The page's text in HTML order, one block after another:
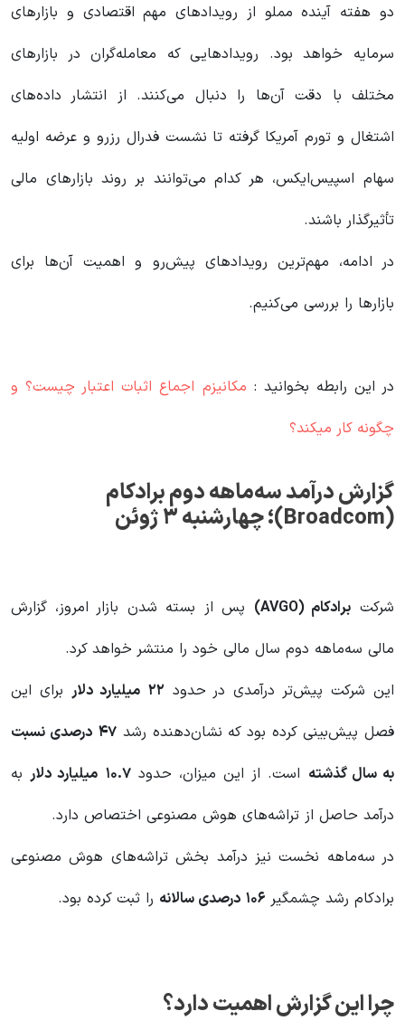
دو هفته آینده مملو از رویدادهای مهم اقتصادی و بازارهای
سرمایه خواهد بود. رویدادهایی که معامله‌گران در بازارهای
مختلف با دقت آن‌ها را دنبال می‌کنند. از انتشار داده‌های
اشتغال و تورم آمریکا گرفته تا نشست فدرال رزرو و عرضه اولیه
سهام اسپیس‌ایکس، هر کدام می‌توانند بر روند بازارهای مالی
تأثیرگذار باشند.
در ادامه، مهم‌ترین رویدادهای پیش‌رو و اهمیت آن‌ها برای
بازارها را بررسی می‌کنیم.
در این رابطه بخوانید‌ : مکانیزم اجماع اثبات اعتبار چیست؟ و
چگونه کار میکند؟
گزارش درآمد سه‌ماهه دوم برادکام
(Broadcom)
؛ چهارشنبه ۳ ژوئن
شرکت برادکام (AVGO)
پس از بسته شدن بازار امروز، گزارش
مالی سه‌ماهه دوم سال مالی خود را منتشر خواهد کرد.
این شرکت پیش‌تر درآمدی در حدود ۲۲ میلیارد دلار برای این
فصل پیش‌بینی کرده بود که نشان‌دهنده رشد۴۷ درصدی نسبت
به سال گذشته است. از این میزان، حدود۱۰.۷ میلیارد دلار به
درآمد حاصل از تراشه‌های هوش مصنوعی اختصاص دارد.
در سه‌ماهه نخست نیز درآمد بخش تراشه‌های هوش مصنوعی
برادکام رشد چشمگیر ۱۰۶ درصدی سالانه را ثبت کرده بود.
چرا این گزارش اهمیت دارد؟